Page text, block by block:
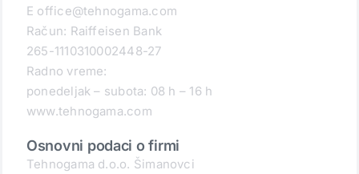
E office@tehnogama.com
Račun: Raiffeisen Bank
265-1110310002448-27
Radno vreme:
ponedeljak – subota: 08 h – 16 h
www.tehnogama.com
Osnovni podaci o firmi
Tehnogama d.o.o. Šimanovci